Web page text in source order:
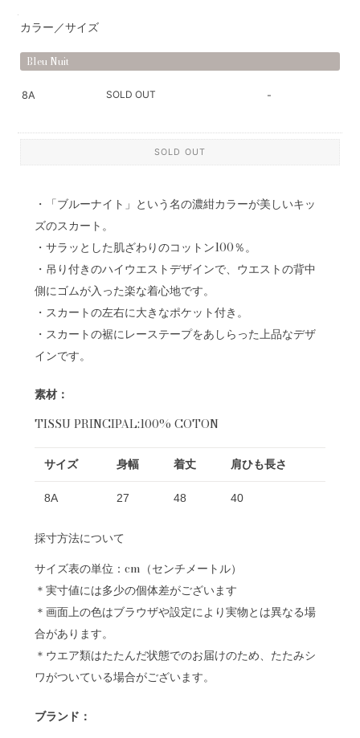
カラー／サイズ
Bleu Nuit
8A SOLD OUT -
SOLD OUT
・「ブルーナイト」という名の濃紺カラーが美しいキッ
ズのスカート。
・サラッとした肌ざわりのコットン100％。
・吊り付きのハイウエストデザインで、ウエストの背中
側にゴムが入った楽な着心地です。
・スカートの左右に大きなポケット付き。
・スカートの裾にレーステープをあしらった上品なデザ
インです。
素材：
TISSU PRINCIPAL:100% COTON
サイズ 身幅 着丈 肩ひも長さ
8A 27 48 40
採寸方法について
サイズ表の単位：cm（センチメートル）
＊実寸値には多少の個体差がございます
＊画面上の色はブラウザや設定により実物とは異なる場
合があります。
＊ウエア類はたたんだ状態でのお届けのため、たたみシ
ワがついている場合がございます。
ブランド：